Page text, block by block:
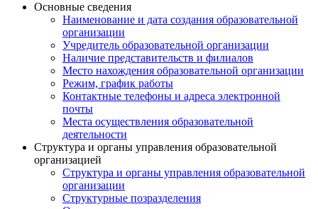
Основные сведения
Наименование и дата создания образовательной
организации
Учредитель образовательной организации
Наличие представительств и филиалов
Место нахождения образовательной организации
Режим, график работы
Контактные телефоны и адреса электронной
почты
Места осуществления образовательной
деятельности
Структура и органы управления образовательной
организацией
Структура и органы управления образовательной
организации
Структурные позразделения